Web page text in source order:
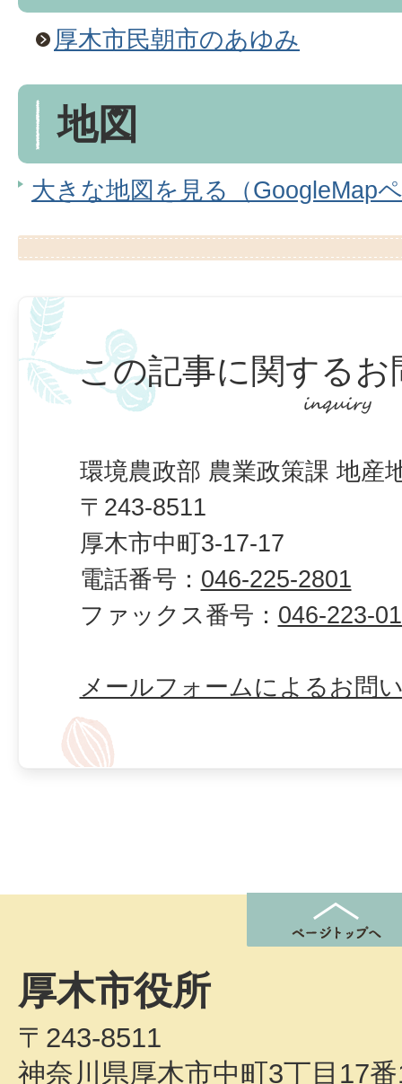
厚木市民朝市のあゆみ
地図
大きな地図を見る（GoogleMap
この記事に関するお
環境農政部 農業政策課 地産
〒243-8511
厚木市中町3-17-17
電話番号： 046-225-2801
ファックス番号： 046-223-
メールフォームによるお問
厚木市役所
〒243-8511
神奈川県厚木市中町3丁目17